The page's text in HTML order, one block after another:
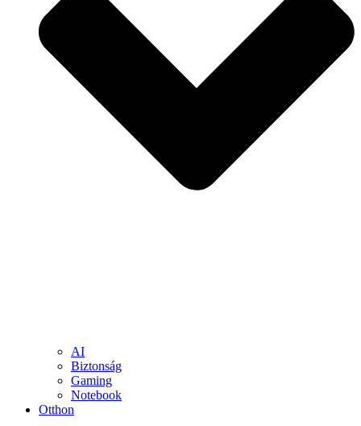
AI
Biztonság
Gaming
Notebook
Otthon